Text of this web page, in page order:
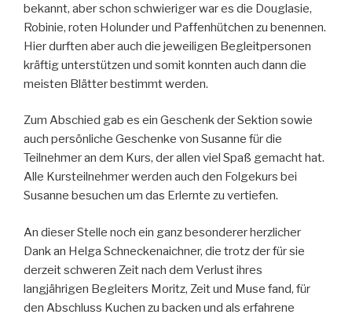
bekannt, aber schon schwieriger war es die Douglasie,
Robinie, roten Holunder und Paffenhütchen zu benennen.
Hier durften aber auch die jeweiligen Begleitpersonen
kräftig unterstützen und somit konnten auch dann die
meisten Blätter bestimmt werden.
Zum Abschied gab es ein Geschenk der Sektion sowie
auch persönliche Geschenke von Susanne für die
Teilnehmer an dem Kurs, der allen viel Spaß gemacht hat.
Alle Kursteilnehmer werden auch den Folgekurs bei
Susanne besuchen um das Erlernte zu vertiefen.
An dieser Stelle noch ein ganz besonderer herzlicher
Dank an Helga Schneckenaichner, die trotz der für sie
derzeit schweren Zeit nach dem Verlust ihres
langjährigen Begleiters Moritz, Zeit und Muse fand, für
den Abschluss Kuchen zu backen und als erfahrene